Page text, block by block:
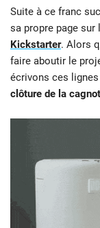
Suite à ce franc
sa propre page
Kickstarter. Alors
faire aboutir le
écrivons ces lignes
clôture de la